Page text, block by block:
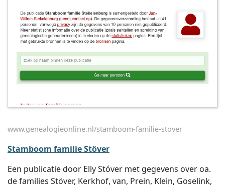
www.genealogieonline.nl/stamboom-familie-stover
Stamboom familie Stöver
Een publicatie door Elly Stóver met gegevens over oa.
de families Stöver, Kerkhof, van, Prein, Klein, Goselink,